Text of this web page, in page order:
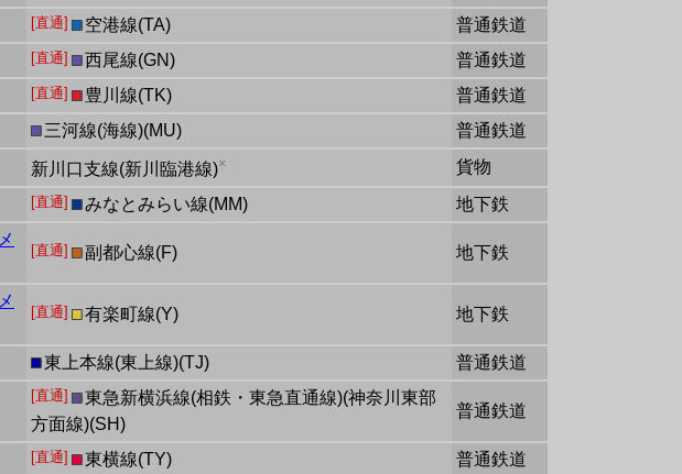
[直通] ■空港線(TA)
普通鉄道
[直通] ■西尾線(GN)
普通鉄道
[直通] ■豊川線(TK)
普通鉄道
■三河線(海線)(MU)
普通鉄道
新川口支線(新川臨港線)×
貨物
[直通] ■みなとみらい線(MM) 地下鉄
[直通] ■副都心線(F) 地下鉄
[直通] ■有楽町線(Y) 地下鉄
■東上本線(東上線)(TJ) 普通鉄道
[直通] ■東急新横浜線(相鉄・東急直通線)(神奈川東部
方面線)(SH)
普通鉄道
[直通] ■東横線(TY)
普通鉄道